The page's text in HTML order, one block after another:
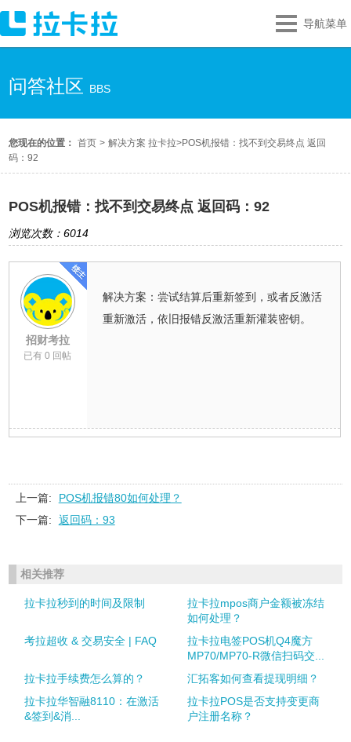
导航菜单
问答社区 BBS
您现在的位置： 首页 > 解决方案 拉卡拉>POS机报错：找不到交易终点 返回
码：92
POS机报错：找不到交易终点 返回码：92
浏览次数：6014
招财考拉
已有 0 回帖
解决方案：尝试结算后重新签到，或者反激活
重新激活，依旧报错反激活重新灌装密钥。
上一篇:
POS机报错80如何处理？
下一篇:
返回码：93
相关推荐
拉卡拉秒到的时间及限制
拉卡拉mpos商户金额被冻结
如何处理？
考拉超收 & 交易安全 | FAQ
拉卡拉电签POS机Q4魔方
MP70/MP70-R微信扫码交...
拉卡拉手续费怎么算的？
汇拓客如何查看提现明细？
拉卡拉华智融8110：在激活
&签到&消...
拉卡拉POS是否支持变更商
户注册名称？